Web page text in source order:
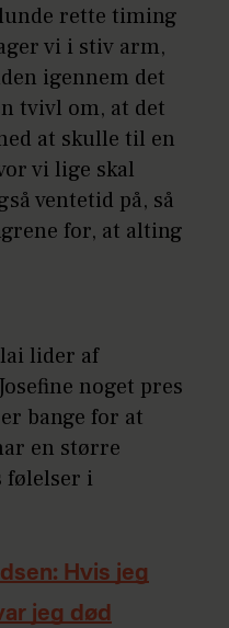
rette timing
vi i stiv arm,
igennem det
tvivl om, at det
at skulle til en
vi lige skal
ventetid på, så
for, at alting
lider af
noget pres
bange for at
en større
følelser i
Hvis jeg
jeg død